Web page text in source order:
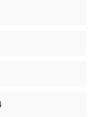
dans les meilleures